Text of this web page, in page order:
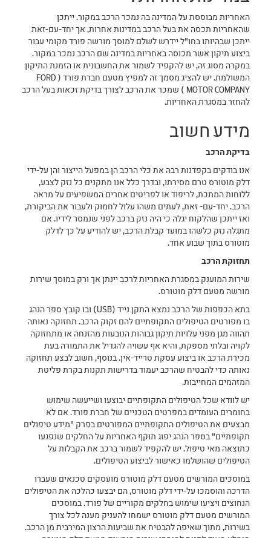
האחריות מבוססת על המדינה בה נמכר הרכב במקור. ייתכן
שהאחריות תכסה את בעל הרכב במדינות אחרות, אך יחד-עם-זאת
ייתכן שבהיותו בחו"ל יידרש לשלם למוסך מורשה פורד מקומי עבור
ביצוע תיקון אשר מכוסה באחריות במדינה שם הרכב נמכר במקור.
במקרה מסוג זה, יש להקפיד לשמור את החשבונית או הזמנת התיקון
המשולמת. יש להציג מסמך זה למפיץ מטעם חברת פורד ( FORD
MOTOR COMPANY ) שמכר את הרכב לצורך בדיקת זכאות בעל הרכב
להחזר במסגרת האחריות.
מידע חשוב
בדיקת הרכב
אנו בודקים בקפדנות רבה את כלי הרכב הן במפעל הייצור והן על-ידי
דלק מוטורס טרם מסירתו, ובדרך כלל אנו מתקנים כל נזק לצבע,
ללוחות המתכת, לריפוד או לפריטים אחרים המשפיעים על מראה
הרכב. יחד-עם- זאת, לעתים משהו עלול לחמוק ולעבור את הביקורת,
ואז ייתכן שהלקוח יגלה כי היה נזק ברכב לפני שנמסר לידיו. אם
מתגלה נזק כלשהו במועד קבלת הרכב, יש להודיע על כך לדלק
מוטורס בתוך שבוע אחד.
תחזוקת הרכב
שירות המוענק במסגרת האחריות לרכב יינתן אך ורק במוסך שירות
מורשה מטעם דלק מוטורס.
בתא הכפפות של הרכב נמצא התקן נייד (USB) ובו קובץ ספר הנהג
בו מפורטים הטיפולים התקופתיים להם זקוק הרכב. תחזוקה נאותה
תהווה מגן מפני עלויות תיקון גבוהות הנובעות מהזנחה או מתחזוקה
לקויה ובלתי מספקת, והיא אף עשויה להגדיל את התמורה בעת
מכירת הרכב או ביצוע עסקת טרייד-אין. בנוסף, חשוב לבצע תחזוקה
נאותה כדי להבטיח שהרכב יעמוד בדרישות תקנות בקרת פליטת
המזהמים המחייבות.
יש לוודא שכל הטיפולים התקופתיים יבוצעו ושייעשה שימוש
בחומרים העומדים במפרטים הטכניים של חברת פורד. אם לא
מבצעים את הטיפולים התקופתיים המפורטים בפרק "מידע טיפולים
תקופתיים" בספר הנהג יפוג תוקף האחריות על החלקים שנפגעו
כתוצאה מאי טיפול. יש להקפיד לשמור ברכב את הקבלות על
הטיפולים שהושלמו כאישור לביצוע הטיפולים.
במוסכים המורשים מטעם דלק מוטורס מועסקים טכנאים שעברו
הדרכה והוסמכו על-ידי דלק מוטורס, הם יבצעו כהלכה את הטיפולים
הנחוצים ויציעו שימוש בחלקים מקוריים של פורד. במוסכים
המורשים מטעם דלק מוטורס ישמחו להעניק מענה לכל צורך
בשירות, מתוך שאיפה להבטיח את שביעות הרצון המירבית מן הרכב.